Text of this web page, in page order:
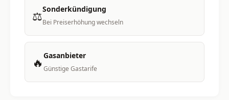
⚖️Sonderkündigung
Bei Preiserhöhung wechseln
🔥 Gasanbieter
Günstige Gastarife